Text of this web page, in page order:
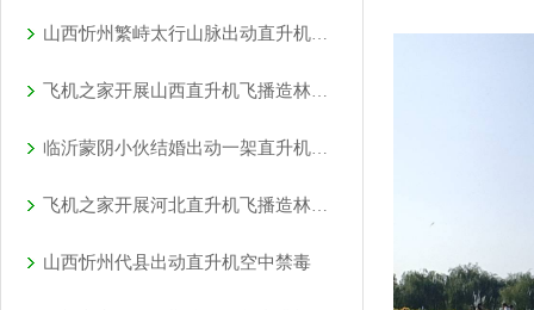
山西忻州繁峙太行山脉出动直升机禁毒
飞机之家开展山西直升机飞播造林活动
临沂蒙阴小伙结婚出动一架直升机66辆车
飞机之家开展河北直升机飞播造林活动
山西忻州代县出动直升机空中禁毒